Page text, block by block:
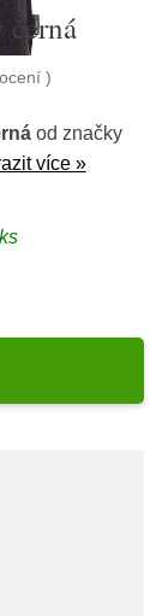
)
od značky
více »